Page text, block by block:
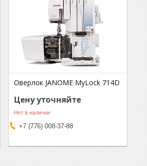
Оверлок JANOME MyLock 714D
Цену уточняйте
Нет в наличии
+7 (776) 008-37-88